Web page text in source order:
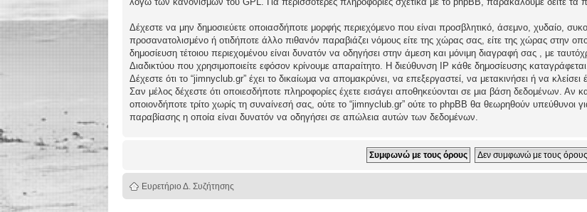
Δέχεστε να μην δημοσιεύετε οποιασδήποτε μορφής περιεχόμενο που είναι προσβλητικό, άσεμνο, χυδαίο,
προσανατολισμένο ή οτιδήποτε άλλο πιθανόν παραβιάζει νόμους είτε της χώρας σας, είτε της χώρας στην
δημοσίευση τέτοιου περιεχομένου είναι δυνατόν να οδηγήσει στην άμεση και μόνιμη διαγραφή σας , με
Διαδικτύου που χρησιμοποιείτε εφόσον κρίνουμε απαραίτητο. Η διεύθυνση IP κάθε δημοσίευσης
Δέχεστε ότι το “jimnyclub.gr” έχει το δικαίωμα να απομακρύνει, να επεξεργαστεί, να μετακινήσει ή να
Σαν μέλος δέχεστε ότι οποιεσδήποτε πληροφορίες έχετε εισάγει αποθηκεύονται σε μια βάση δεδομένων. Αν
οποιονδήποτε τρίτο χωρίς τη συναίνεσή σας, ούτε το “jimnyclub.gr” ούτε το phpBB θα θεωρηθούν υπεύθυνοι
παραβίασης η οποία είναι δυνατόν να οδηγήσει σε απώλεια αυτών των δεδομένων.
Ευρετήριο Δ. Συζήτησης